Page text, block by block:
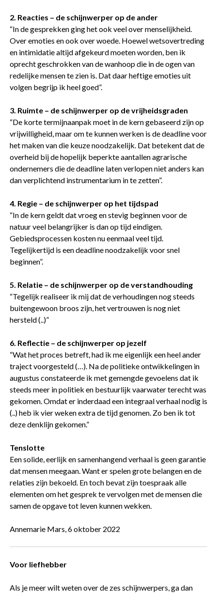
2. Reacties – de schijnwerper op de ander
“In de gesprekken ging het ook veel over menselijkheid.
Over emoties en ook over woede. Hoewel wetsovertreding
en intimidatie altijd afgekeurd moeten worden, ben ik
oprecht geschrokken van de wanhoop die in de ogen van
redelijke mensen te zien is. Dat daar heftige emoties uit
volgen begrijp ik heel goed”.
3. Ruimte – de schijnwerper op de vrijheidsgraden
“De korte termijnaanpak moet in de kern gebaseerd zijn op
vrijwilligheid, maar om te kunnen werken is de deadline voor
het maken van die keuze noodzakelijk. Dat betekent dat de
overheid bij de hopelijk beperkte aantallen agrarische
ondernemers die de deadline laten verlopen niet anders kan
dan verplichtend instrumentarium in te zetten”.
4. Regie – de schijnwerper op het tijdspad
“In de kern geldt dat vroeg en stevig beginnen voor de
natuur veel belangrijker is dan op tijd eindigen.
Gebiedsprocessen kosten nu eenmaal veel tijd.
Tegelijkertijd is een deadline noodzakelijk voor snel
beginnen”.
5. Relatie – de schijnwerper op de verstandhouding
“Tegelijk realiseer ik mij dat de verhoudingen nog steeds
buitengewoon broos zijn, het vertrouwen is nog niet
hersteld (..)”
6. Reflectie – de schijnwerper op jezelf
“Wat het proces betreft, had ik me eigenlijk een heel ander
traject voorgesteld (…). Na de politieke ontwikkelingen in
augustus constateerde ik met gemengde gevoelens dat ik
steeds meer in politiek en bestuurlijk vaarwater terecht was
gekomen. Omdat er inderdaad een integraal verhaal nodig is
(..) heb ik vier weken extra de tijd genomen. Zo ben ik tot
deze denklijn gekomen.”
Tenslotte
Een solide, eerlijk en samenhangend verhaal is geen garantie
dat mensen meegaan. Want er spelen grote belangen en de
relaties zijn bekoeld. En toch bevat zijn toespraak alle
elementen om het gesprek te vervolgen met de mensen die
samen de opgave tot leven kunnen wekken.
Annemarie Mars, 6 oktober 2022
Voor liefhebber
Als je meer wilt weten over de zes schijnwerpers, ga dan